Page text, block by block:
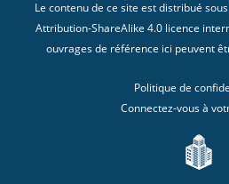
Le contenu de ce site est distribué
Attribution-ShareAlike 4.0 licence
ouvrages de référence ici peuvent
Politique de
Connectez-vous à